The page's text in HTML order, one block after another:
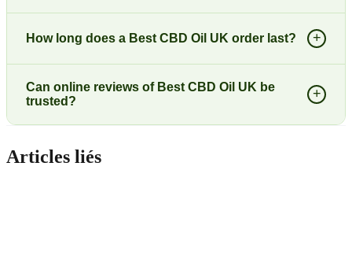
How long does a Best CBD Oil UK order last? +
Can online reviews of Best CBD Oil UK be
trusted?
+
Articles liés